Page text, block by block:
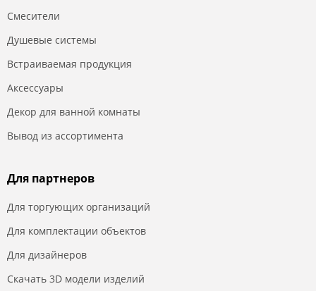
Смесители
Душевые системы
Встраиваемая продукция
Аксессуары
Декор для ванной комнаты
Вывод из ассортимента
Для партнеров
Для торгующих организаций
Для комплектации объектов
Для дизайнеров
Скачать 3D модели изделий